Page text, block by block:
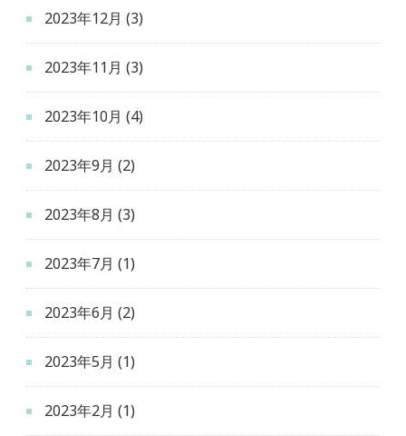
2023年12月 (3)
2023年11月 (3)
2023年10月 (4)
2023年9月 (2)
2023年8月 (3)
2023年7月 (1)
2023年6月 (2)
2023年5月 (1)
2023年2月 (1)